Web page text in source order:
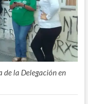
de la Delegación en